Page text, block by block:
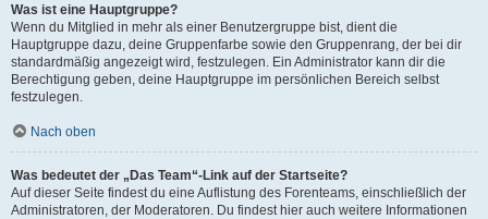
Was ist eine Hauptgruppe?
Wenn du Mitglied in mehr als einer Benutzergruppe bist, dient die
Hauptgruppe dazu, deine Gruppenfarbe sowie den Gruppenrang, der bei dir
standardmäßig angezeigt wird, festzulegen. Ein Administrator kann dir die
Berechtigung geben, deine Hauptgruppe im persönlichen Bereich selbst
festzulegen.
Nach oben
Was bedeutet der „Das Team“-Link auf der Startseite?
Auf dieser Seite findest du eine Auflistung des Forenteams, einschließlich der
Administratoren, der Moderatoren. Du findest hier auch weitere Informationen